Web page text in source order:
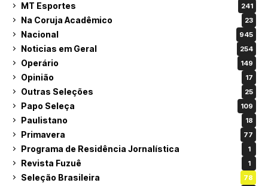
MT Esportes 241
Na Coruja Acadêmico 23
Nacional 945
Noticias em Geral 254
Operário 149
Opinião 17
Outras Seleções 25
Papo Seleça 109
Paulistano 18
Primavera 77
Programa de Residência Jornalística 1
Revista Fuzuê 1
Seleção Brasileira 78